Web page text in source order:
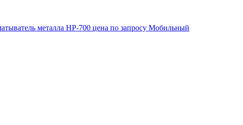
металла HP-700 цена по запросу Мобильный